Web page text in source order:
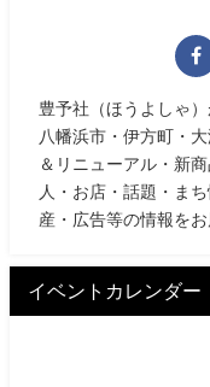
豊予社（ほうよしゃ
八幡浜市・伊方町・
＆リニューアル・新
人・お店・話題・ま
産・広告等の情報をお
イベントカレンダー